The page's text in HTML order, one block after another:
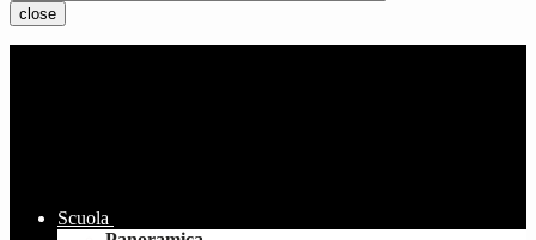
close
Scuola